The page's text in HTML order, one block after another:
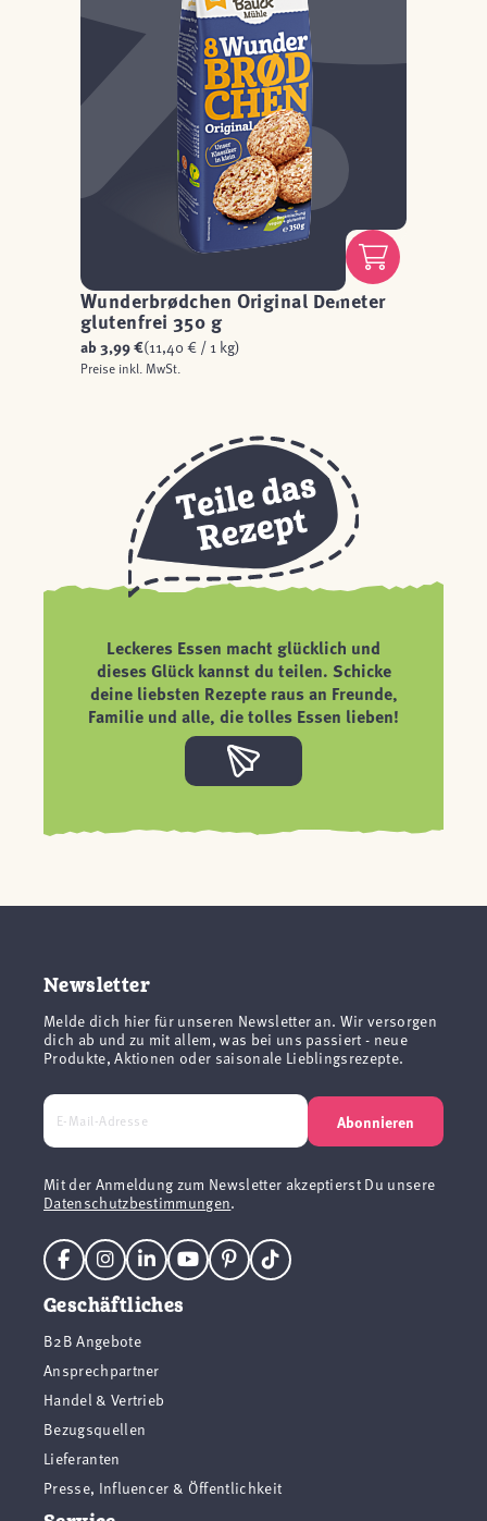
Wunderbrødchen Original Demeter
glutenfrei 350 g
ab3,99 €(11,40 € / 1 kg)
Preise inkl. MwSt.
Leckeres Essen macht glücklich und
dieses Glück kannst du teilen. Schicke
deine liebsten Rezepte raus an Freunde,
Familie und alle, die tolles Essen lieben!
Newsletter
Melde dich hier für unseren Newsletter an. Wir versorgen
dich ab und zu mit allem, was bei uns passiert - neue
Produkte, Aktionen oder saisonale Lieblingsrezepte.
Abonnieren
Mit der Anmeldung zum Newsletter akzeptierst Du unsere
Datenschutzbestimmungen.
Geschäftliches
B2B Angebote
Ansprechpartner
Handel & Vertrieb
Bezugsquellen
Lieferanten
Presse, Influencer & Öffentlichkeit